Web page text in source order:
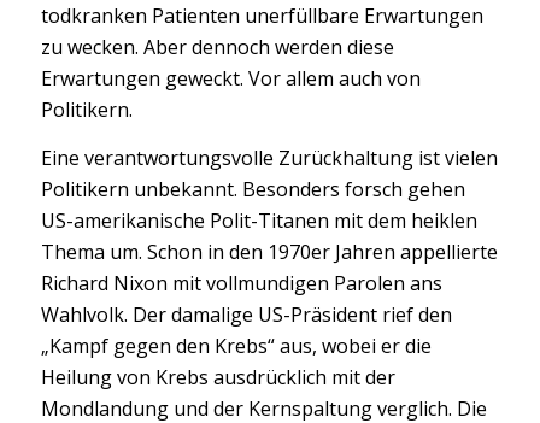
todkranken Patienten unerfüllbare Erwartungen
zu wecken. Aber dennoch werden diese
Erwartungen geweckt. Vor allem auch von
Politikern.
Eine verantwortungsvolle Zurückhaltung ist vielen
Politikern unbekannt. Besonders forsch gehen
US-amerikanische Polit-Titanen mit dem heiklen
Thema um. Schon in den 1970er Jahren appellierte
Richard Nixon mit vollmundigen Parolen ans
Wahlvolk. Der damalige US-Präsident rief den
„Kampf gegen den Krebs“ aus, wobei er die
Heilung von Krebs ausdrücklich mit der
Mondlandung und der Kernspaltung verglich. Die